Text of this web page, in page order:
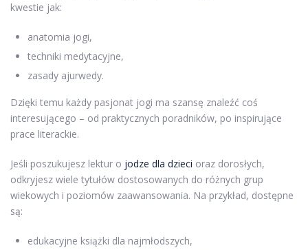
kwestie jak:
anatomia jogi,
techniki medytacyjne,
zasady ajurwedy.
Dzięki temu każdy pasjonat jogi ma szansę znaleźć coś
interesującego – od praktycznych poradników, po inspirujące
prace literackie.
Jeśli poszukujesz lektur o jodze dla dzieci oraz dorosłych,
odkryjesz wiele tytułów dostosowanych do różnych grup
wiekowych i poziomów zaawansowania. Na przykład, dostępne
są:
edukacyjne książki dla najmłodszych,